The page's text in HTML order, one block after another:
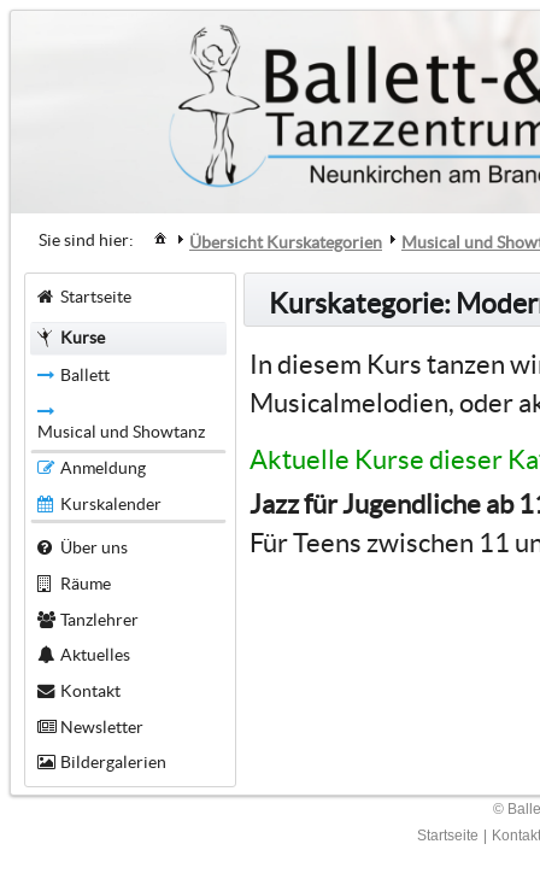
Sie sind hier: Übersicht Kurskategorien Musical und
Startseite
Kurse
Ballett
Musical und Showtanz
Anmeldung
Kurskalender
Über uns
Räume
Tanzlehrer
Aktuelles
Kontakt
Newsletter
Bildergalerien
Kurskategorie:
In diesem Kurs tanzen
Musicalmelodien, oder
Aktuelle Kurse dieser
Jazz für Jugendliche ab
Für Teens zwischen 11
©
Startseite
Kontakt